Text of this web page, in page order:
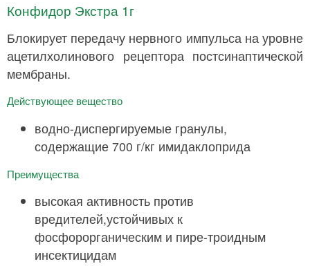
Конфидор Экстра 1г
Блокирует передачу нервного импульса на уровне
ацетилхолинового рецептора постсинаптической
мембраны.
Действующее вещество
водно-диспергируемые гранулы,
содержащие 700 г/кг имидаклоприда
Преимущества
высокая активность против
вредителей,устойчивых к
фосфорорганическим и пире-троидным
инсектицидам